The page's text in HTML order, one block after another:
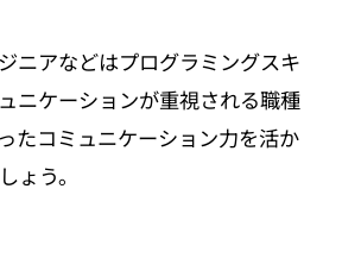
ニアなどはプログラミングスキ
ニケーションが重視される職種
たコミュニケーション力を活か
ょう。